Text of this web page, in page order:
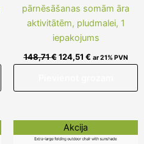
pārnēsāšanas somām āra
aktivitātēm, pludmalei, 1
iepakojums
148,71€ 124,51 € ar 21% PVN
Akcija
Original
price
price